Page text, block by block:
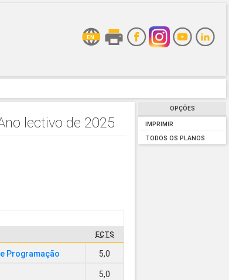
OPÇÕES
IMPRIMIR
TODOS OS PLANOS
lectivo de 2025
ECTS
Programação 5,0
5,0